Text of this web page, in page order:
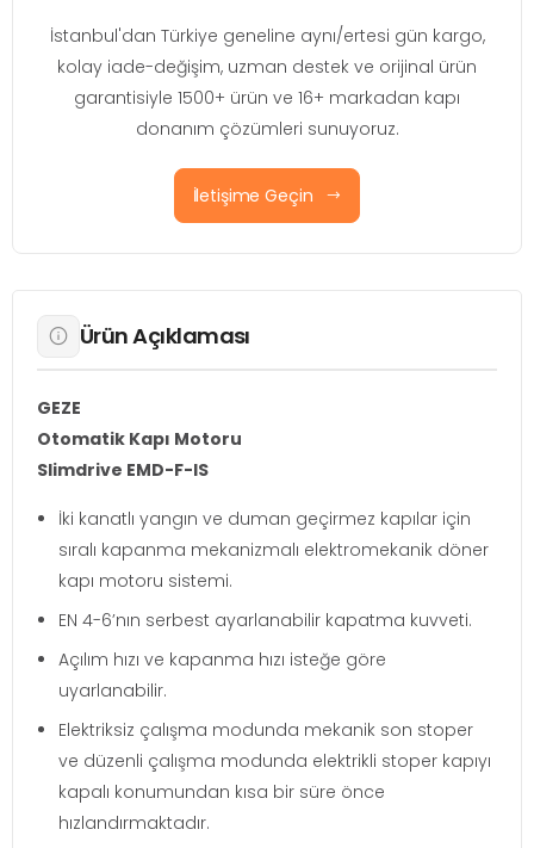
İstanbul'dan Türkiye geneline aynı/ertesi gün kargo,
kolay iade-değişim, uzman destek ve orijinal ürün
garantisiyle 1500+ ürün ve 16+ markadan kapı
donanım çözümleri sunuyoruz.
İletişime Geçin
Ürün Açıklaması
GEZE
Otomatik Kapı Motoru
Slimdrive EMD-F-IS
İki kanatlı yangın ve duman geçirmez kapılar için
sıralı kapanma mekanizmalı elektromekanik döner
kapı motoru sistemi.
EN 4-6’nın serbest ayarlanabilir kapatma kuvveti.
Açılım hızı ve kapanma hızı isteğe göre
uyarlanabilir.
Elektriksiz çalışma modunda mekanik son stoper
ve düzenli çalışma modunda elektrikli stoper kapıyı
kapalı konumundan kısa bir süre önce
hızlandırmaktadır.